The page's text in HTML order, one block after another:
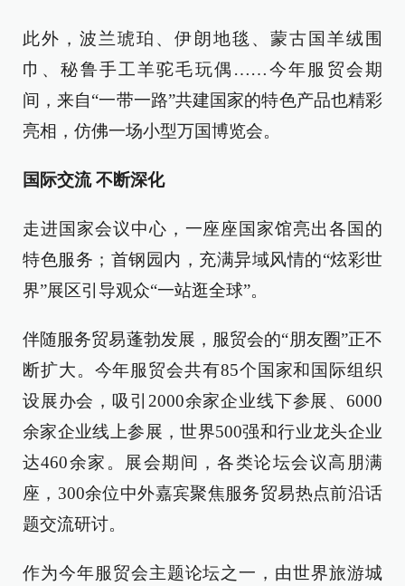
此外，波兰琥珀、伊朗地毯、蒙古国羊绒围
巾、秘鲁手工羊驼毛玩偶……今年服贸会期
间，来自“一带一路”共建国家的特色产品也精彩
亮相，仿佛一场小型万国博览会。
国际交流 不断深化
走进国家会议中心，一座座国家馆亮出各国的
特色服务；首钢园内，充满异域风情的“炫彩世
界”展区引导观众“一站逛全球”。
伴随服务贸易蓬勃发展，服贸会的“朋友圈”正不
断扩大。今年服贸会共有85个国家和国际组织
设展办会，吸引2000余家企业线下参展、6000
余家企业线上参展，世界500强和行业龙头企业
达460余家。展会期间，各类论坛会议高朋满
座，300余位中外嘉宾聚焦服务贸易热点前沿话
题交流研讨。
作为今年服贸会主题论坛之一，由世界旅游城